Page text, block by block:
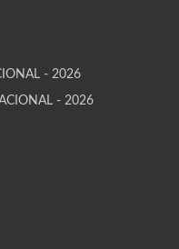
- 2026
- 2026